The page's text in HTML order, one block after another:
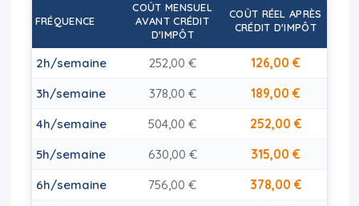
FRÉQUENCE
COÛT MENSUEL
AVANT CRÉDIT
D'IMPÔT
COÛT RÉEL APRÈS
CRÉDIT D'IMPÔT
2h/semaine 252,00 € 126,00 €
3h/semaine 378,00 € 189,00 €
4h/semaine 504,00 € 252,00 €
5h/semaine 630,00 € 315,00 €
6h/semaine 756,00 € 378,00 €